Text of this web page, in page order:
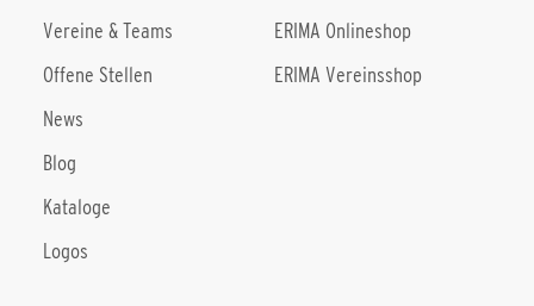
Vereine & Teams
Offene Stellen
News
Blog
Kataloge
Logos
ERIMA Onlineshop
ERIMA Vereinsshop